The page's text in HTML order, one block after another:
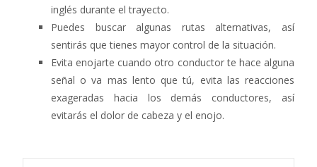
inglés durante el trayecto.
Puedes buscar algunas rutas alternativas, así
sentirás que tienes mayor control de la situación.
Evita enojarte cuando otro conductor te hace alguna
señal o va mas lento que tú, evita las reacciones
exageradas hacia los demás conductores, así
evitarás el dolor de cabeza y el enojo.